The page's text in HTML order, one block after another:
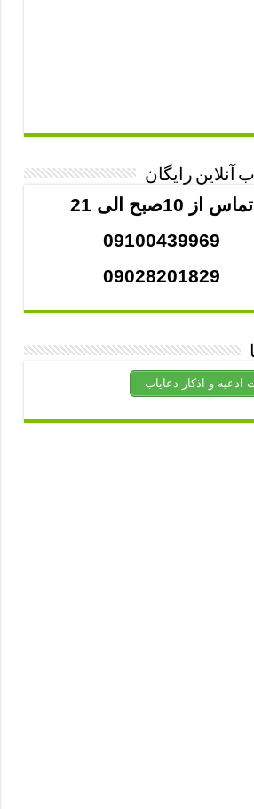
آنلاین رایگان
تماس از 10صبح الی 21
09100439969
09028201829
ادعیه و اذکار دعایاب